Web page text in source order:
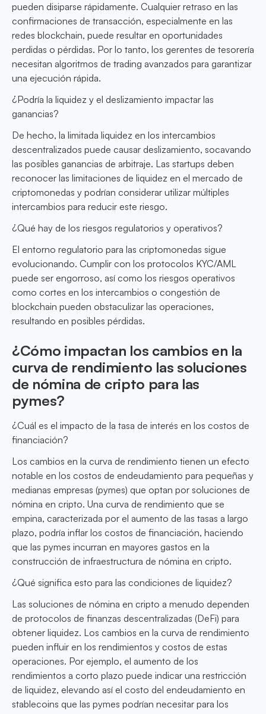
pueden disiparse rápidamente. Cualquier retraso en las
confirmaciones de transacción, especialmente en las
redes blockchain, puede resultar en oportunidades
perdidas o pérdidas. Por lo tanto, los gerentes de tesorería
necesitan algoritmos de trading avanzados para garantizar
una ejecución rápida.
¿Podría la liquidez y el deslizamiento impactar las
ganancias?
De hecho, la limitada liquidez en los intercambios
descentralizados puede causar deslizamiento, socavando
las posibles ganancias de arbitraje. Las startups deben
reconocer las limitaciones de liquidez en el mercado de
criptomonedas y podrían considerar utilizar múltiples
intercambios para reducir este riesgo.
¿Qué hay de los riesgos regulatorios y operativos?
El entorno regulatorio para las criptomonedas sigue
evolucionando. Cumplir con los protocolos KYC/AML
puede ser engorroso, así como los riesgos operativos
como cortes en los intercambios o congestión de
blockchain pueden obstaculizar las operaciones,
resultando en posibles pérdidas.
¿Cómo impactan los cambios en la
curva de rendimiento las soluciones
de nómina de cripto para las
pymes?
¿Cuál es el impacto de la tasa de interés en los costos de
financiación?
Los cambios en la curva de rendimiento tienen un efecto
notable en los costos de endeudamiento para pequeñas y
medianas empresas (pymes) que optan por soluciones de
nómina en cripto. Una curva de rendimiento que se
empina, caracterizada por el aumento de las tasas a largo
plazo, podría inflar los costos de financiación, haciendo
que las pymes incurran en mayores gastos en la
construcción de infraestructura de nómina en cripto.
¿Qué significa esto para las condiciones de liquidez?
Las soluciones de nómina en cripto a menudo dependen
de protocolos de finanzas descentralizadas (DeFi) para
obtener liquidez. Los cambios en la curva de rendimiento
pueden influir en los rendimientos y costos de estas
operaciones. Por ejemplo, el aumento de los
rendimientos a corto plazo puede indicar una restricción
de liquidez, elevando así el costo del endeudamiento en
stablecoins que las pymes podrían necesitar para los